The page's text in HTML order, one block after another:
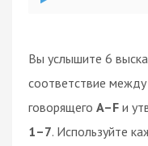
Вы услышите 6
соответствие
говорящего A–F и
1–7. Используйте